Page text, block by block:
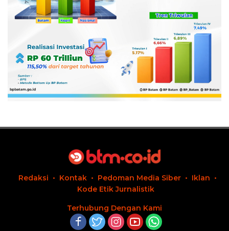
Redaksi Kontak Pedoman Media Siber
Iklan
Kode Etik Jurnalistik
Terhubung Dengan Kami